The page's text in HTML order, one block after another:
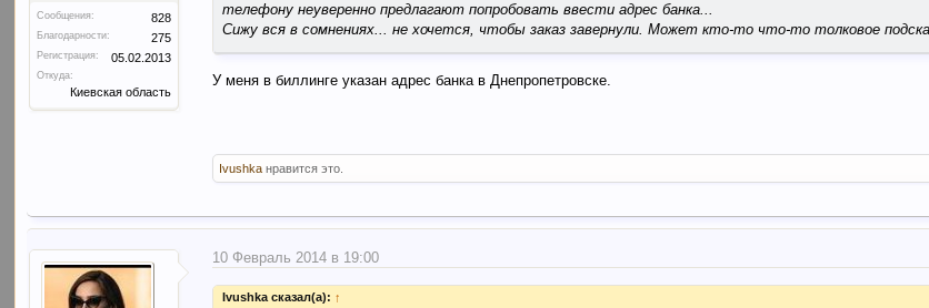
Сообщения: 828
Благодарности: 275
Регистрация: 05.02.2013
Откуда:
Киевская область
телефону неуверенно предлагают попробовать ввести адрес банка...
Сижу вся в сомнениях... не хочется, чтобы заказ завернули. Может кто-то что-то толковое
У меня в биллинге указан адрес банка в Днепропетровске.
Ivushka нравится это.
10 Февраль 2014 в 19:00
Ivushka сказал(а): ↑